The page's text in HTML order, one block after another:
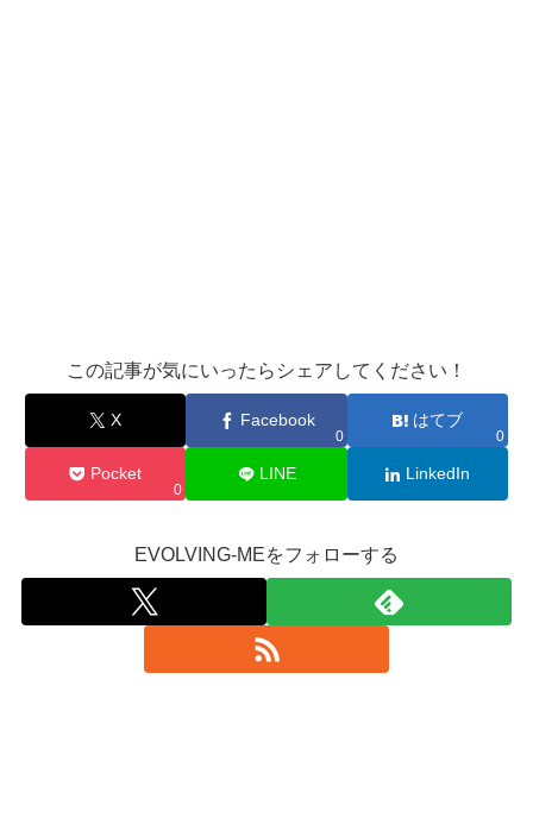
この記事が気にいったらシェアしてください！
X Facebook
0
はてブ
0
Pocket
0
LINE LinkedIn
EVOLVING-MEをフォローする